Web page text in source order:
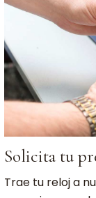
Solicita tu
Trae tu reloj a